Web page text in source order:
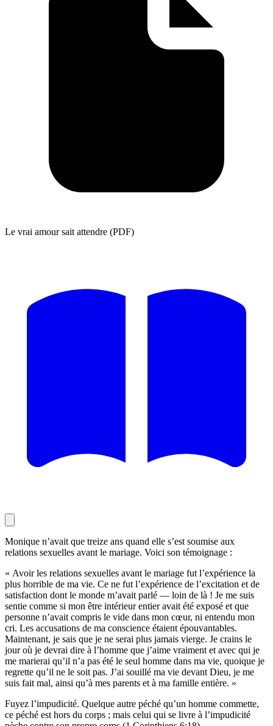
Le vrai amour sait attendre (PDF)
Monique n’avait que treize ans quand elle s’est soumise aux
relations sexuelles avant le mariage. Voici son témoignage :
« Avoir les relations sexuelles avant le mariage fut l’expérience la
plus horrible de ma vie. Ce ne fut l’expérience de l’excitation et de
satisfaction dont le monde m’avait parlé — loin de là ! Je me suis
sentie comme si mon être intérieur entier avait été exposé et que
personne n’avait compris le vide dans mon cœur, ni entendu mon
cri. Les accusations de ma conscience étaient épouvantables.
Maintenant, je sais que je ne serai plus jamais vierge. Je crains le
jour où je devrai dire à l’homme que j’aime vraiment et avec qui je
me marierai qu’il n’a pas été le seul homme dans ma vie, quoique je
regrette qu’il ne le soit pas. J’ai souillé ma vie devant Dieu, je me
suis fait mal, ainsi qu’à mes parents et à ma famille entière. »
Fuyez l’impudicité. Quelque autre péché qu’un homme commette,
ce péché est hors du corps ; mais celui qui se livre à l’impudicité